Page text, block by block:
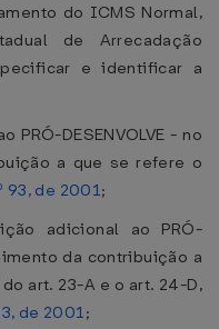
do ICMS Normal,
de Arrecadação
e identificar a
DESENVOLVE - no
a que se refere o
93, de 2001;
adicional ao PRÓ-
da contribuição a
art. 23-A e o art. 24-D,
de 2001;